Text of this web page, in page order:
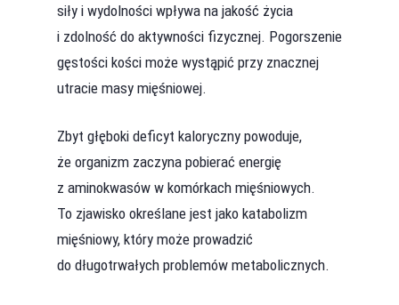
siły i wydolności wpływa na jakość życia
i zdolność do aktywności fizycznej. Pogorszenie
gęstości kości może wystąpić przy znacznej
utracie masy mięśniowej.
Zbyt głęboki deficyt kaloryczny powoduje,
że organizm zaczyna pobierać energię
z aminokwasów w komórkach mięśniowych.
To zjawisko określane jest jako katabolizm
mięśniowy, który może prowadzić
do długotrwałych problemów metabolicznych.